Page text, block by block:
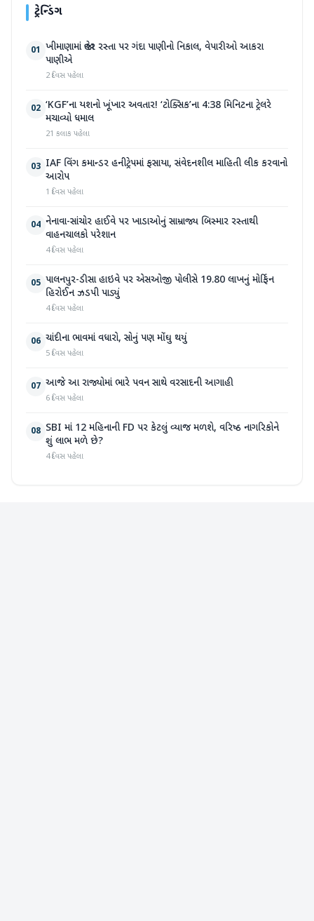
ટ્રેન્ડિંગ
01 ખીમાણામાં જાહેર રસ્તા પર ગંદા પાણીનો નિકાલ, વેપારીઓ આકરા
પાણીએ
2 દિવસ પહેલા
02 ‘KGF’ના યશનો ખૂંખાર અવતાર! ‘ટોક્સિક’ના 4:38 મિનિટના ટ્રેલરે
મચાવ્યો ધમાલ
21 કલાક પહેલા
03 IAF વિંગ કમાન્ડર હનીટ્રેપમાં ફસાયા, સંવેદનશીલ માહિતી લીક કરવાનો
આરોપ
1 દિવસ પહેલા
04 નેનાવા-સાંચોર હાઈવે પર ખાડાઓનું સામ્રાજ્ય બિસ્માર રસ્તાથી
વાહનચાલકો પરેશાન
4 દિવસ પહેલા
05 પાલનપુર-ડીસા હાઇવે પર એસઓજી પોલીસે 19.80 લાખનું મોર્ફિન
હિરોઈન ઝડપી પાડ્યું
4 દિવસ પહેલા
06 ચાંદીના ભાવમાં વધારો, સોનું પણ મોંઘુ થયું
5 દિવસ પહેલા
07 આજે આ રાજ્યોમાં ભારે પવન સાથે વરસાદની આગાહી
6 દિવસ પહેલા
08 SBI માં 12 મહિનાની FD પર કેટલું વ્યાજ મળશે, વરિષ્ઠ નાગરિકોને
શું લાભ મળે છે?
4 દિવસ પહેલા